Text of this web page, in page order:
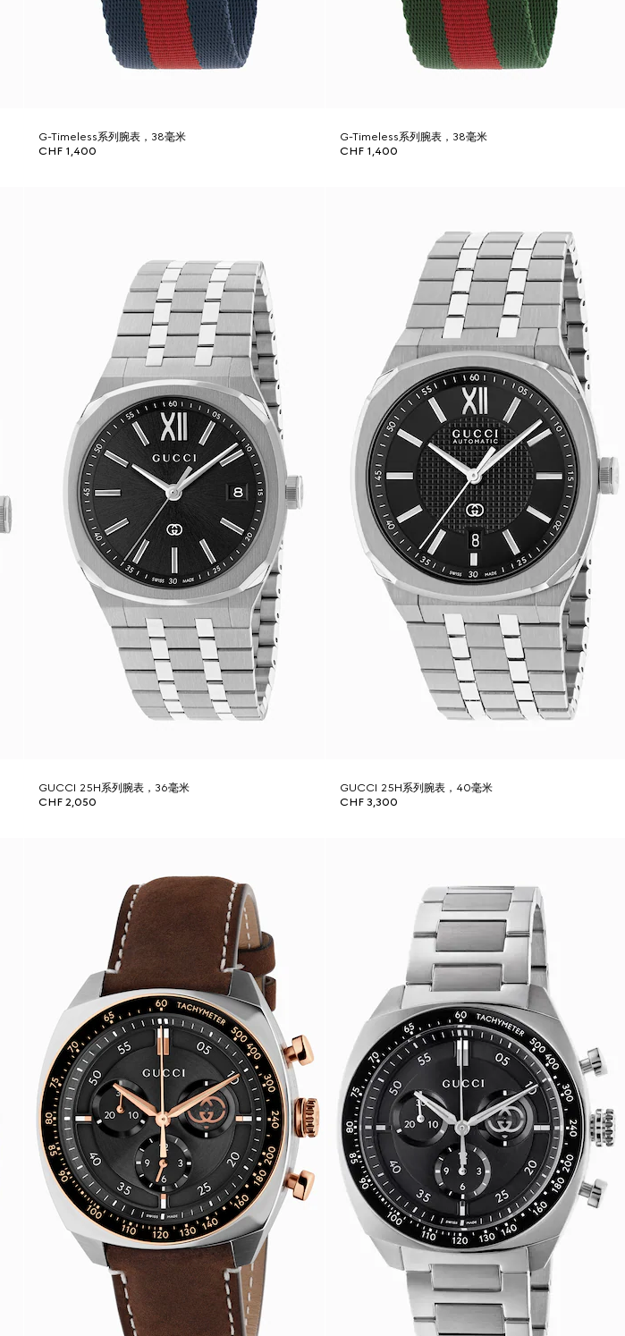
G-Timeless系列腕表，38毫米
CHF 1,400
G-Timeless系列腕表，38毫米
CHF 1,400
GUCCI 25H系列腕表，36毫米
CHF 2,050
GUCCI 25H系列腕表，40毫米
CHF 3,300